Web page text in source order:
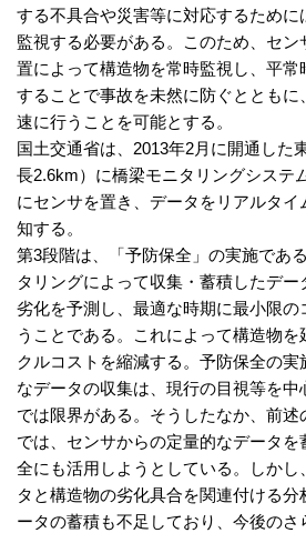
する不具合や災害等に対応するために
監視する必要がある。このため、セ
置によって構造物を常時監視し、平常
することで事故を未然に防ぐとともに
速に行うことを可能とする。
国土交通省は、2013年2月に開通した
長2.6km）に橋梁モニタリングシステ
にセンサを置き、データをリアルタイ
知する。
第3段階は、「予防保全」の実施であ
タリングによって収集・蓄積したデ
劣化を予測し、最適な時期に最小限
うことである。これによって構造物を
クルコストを縮減する。予防保全の実
なデータの収集は、現行の目視等を中
では限界がある。そうしたなか、前述
では、センサからの定量的なデータを
全にも活用しようとしている。しかし
タと構造物の劣化具合を関連付ける
ータの蓄積も不足しており、今後の